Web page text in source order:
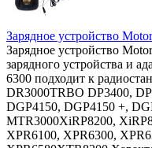
Зарядное устройство
Зарядное устройство
зарядного устройства и
6300 подходит к
DR3000TRBO DP3400,
DGP4150, DGP4150 +,
MTR3000XiRP8200,
XPR6100, XPR6300,